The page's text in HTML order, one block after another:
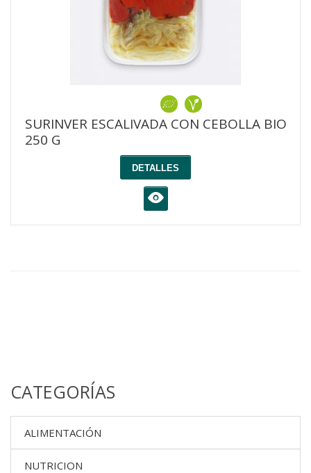
SURINVER ESCALIVADA CON CEBOLLA BIO
250 G
DETALLES
K
CATEGORÍAS
ALIMENTACIÓN
NUTRICION